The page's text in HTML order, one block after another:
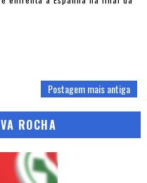
Postagem mais antiga
ROCHA